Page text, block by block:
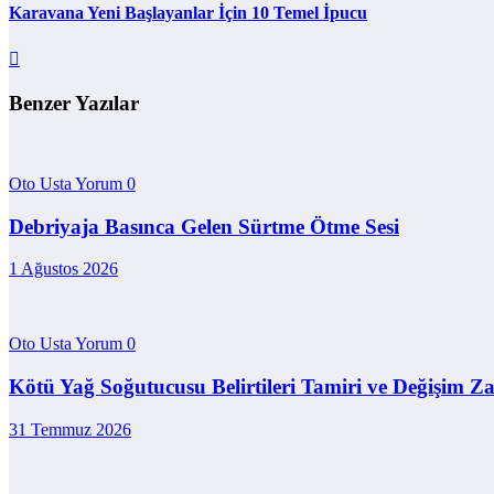
Karavana Yeni Başlayanlar İçin 10 Temel İpucu
Benzer Yazılar
Oto Usta Yorum 0
Debriyaja Basınca Gelen Sürtme Ötme Sesi
1 Ağustos 2026
Oto Usta Yorum 0
Kötü Yağ Soğutucusu Belirtileri Tamiri ve Değişim
31 Temmuz 2026